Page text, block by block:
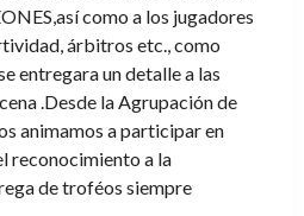
como a los jugadores
árbitros etc., como
entregara un detalle a las
.Desde la Agrupación de
animamos a participar en
reconocimiento a la
de troféos siempre